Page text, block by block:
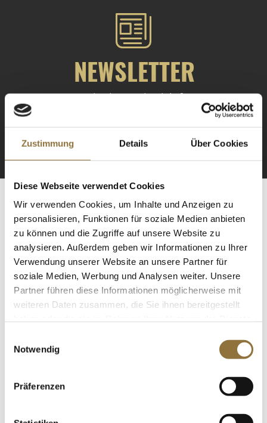
Zustimmung Details Über Cookies
Diese Webseite verwendet Cookies
Wir verwenden Cookies, um Inhalte und Anzeigen zu
personalisieren, Funktionen für soziale Medien anbieten
zu können und die Zugriffe auf unsere Website zu
analysieren. Außerdem geben wir Informationen zu Ihrer
Verwendung unserer Website an unsere Partner für
soziale Medien, Werbung und Analysen weiter. Unsere
Partner führen diese Informationen möglicherweise mit
weiteren Daten zusammen, die Sie ihnen bereitgestellt
Notwendig
Präferenzen
NEWSLETTER
Registrieren Sie sich für
ANMELDEN
ZERTIFIZIERT & SICHER EINKAUFEN